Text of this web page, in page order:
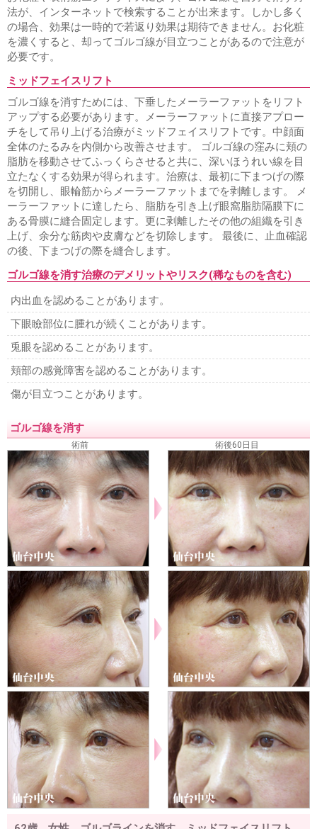
法が、インターネットで検索することが出来ます。しかし多く
の場合、効果は一時的で若返り効果は期待できません。お化粧
を濃くすると、却ってゴルゴ線が目立つことがあるので注意が
必要です。
ミッドフェイスリフト
ゴルゴ線を消すためには、下垂したメーラーファットをリフト
アップする必要があります。メーラーファットに直接アプロー
チをして吊り上げる治療がミッドフェイスリフトです。中顔面
全体のたるみを内側から改善させます。 ゴルゴ線の窪みに頬の
脂肪を移動させてふっくらさせると共に、深いほうれい線を目
立たなくする効果が得られます。治療は、最初に下まつげの際
を切開し、眼輪筋からメーラーファットまでを剥離します。 メ
ーラーファットに達したら、脂肪を引き上げ眼窩脂肪隔膜下に
ある骨膜に縫合固定します。更に剥離したその他の組織を引き
上げ、余分な筋肉や皮膚などを切除します。 最後に、止血確認
の後、下まつげの際を縫合します。
ゴルゴ線を消す治療のデメリットやリスク(稀なものを含む)
内出血を認めることがあります。
下眼瞼部位に腫れが続くことがあります。
兎眼を認めることがあります。
頬部の感覚障害を認めることがあります。
傷が目立つことがあります。
ゴルゴ線を消す
術前 術後60日目